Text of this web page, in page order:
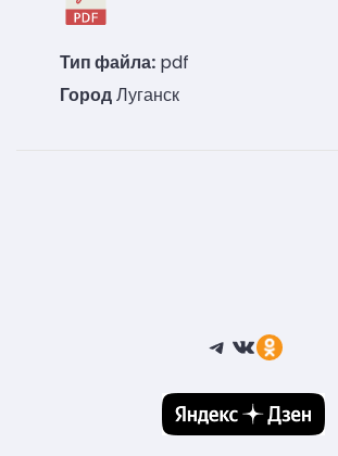
Тип файла: pdf
ГородЛуганск
Telegram
ВКонтакте
Ссылка